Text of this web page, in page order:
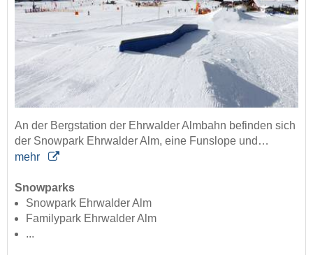
An der Bergstation der Ehrwalder Almbahn befinden sich
der Snowpark Ehrwalder Alm, eine Funslope und…
mehr
Snowparks
Snowpark Ehrwalder Alm
Familypark Ehrwalder Alm
...